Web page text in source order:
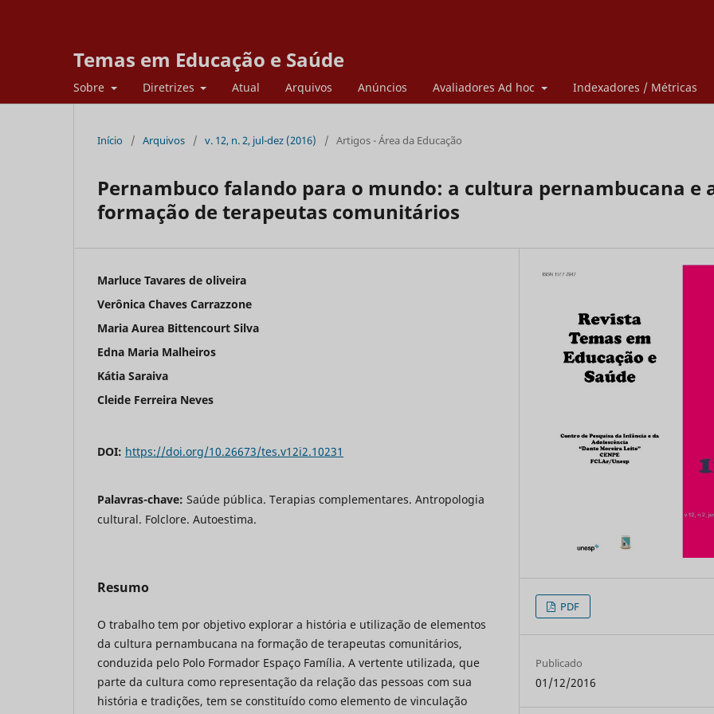
Temas em Educação e Saúde
Sobre Diretrizes Atual Arquivos Anúncios Avaliadores Ad hoc Indexadores / Métricas
Início / Arquivos / v. 12, n. 2, jul-dez (2016) / Artigos - Área da Educação
Pernambuco falando para o mundo: a cultura pernambucana e
formação de terapeutas comunitários
Marluce Tavares de oliveira
Verônica Chaves Carrazzone
Maria Aurea Bittencourt Silva
Edna Maria Malheiros
Kátia Saraiva
Cleide Ferreira Neves
DOI: https://doi.org/10.26673/tes.v12i2.10231
Palavras-chave: Saúde pública. Terapias complementares. Antropologia
cultural. Folclore. Autoestima.
Resumo
O trabalho tem por objetivo explorar a história e utilização de elementos
da cultura pernambucana na formação de terapeutas comunitários,
conduzida pelo Polo Formador Espaço Família. A vertente utilizada, que
parte da cultura como representação da relação das pessoas com sua
história e tradições, tem se constituído como elemento de vinculação
PDF
Publicado
01/12/2016